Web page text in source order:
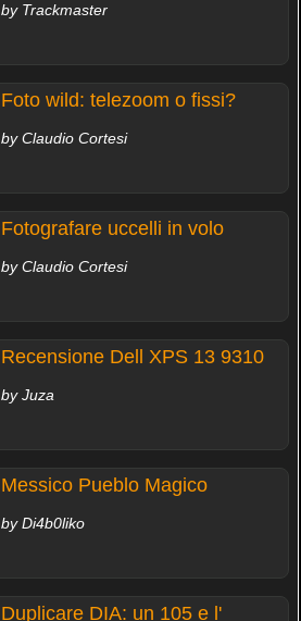
by Trackmaster
Foto wild: telezoom o fissi?
by Claudio Cortesi
Fotografare uccelli in volo
by Claudio Cortesi
Recensione Dell XPS 13 9310
by Juza
Messico Pueblo Magico
by Di4b0liko
Duplicare DIA: un 105 e l'